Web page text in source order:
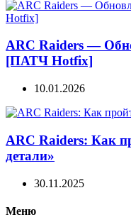
ARC Raiders —
[ПАТЧ Hotfix]
10.01.2026
ARC Raiders: Как
детали»
30.11.2025
Меню